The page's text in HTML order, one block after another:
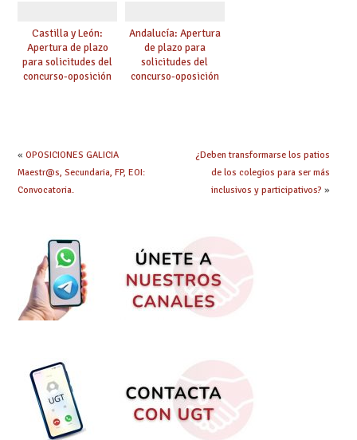
Castilla y León:
Apertura de plazo
para solicitudes del
concurso-oposición
Andalucía: Apertura
de plazo para
solicitudes del
concurso-oposición
« OPOSICIONES GALICIA
Maestr@s, Secundaria, FP, EOI:
Convocatoria.
¿Deben transformarse los patios
de los colegios para ser más
inclusivos y participativos? »